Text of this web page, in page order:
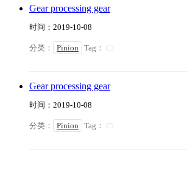
Gear processing gear
时间：2019-10-08
分类： Pinion Tag：
Gear processing gear
时间：2019-10-08
分类： Pinion Tag：